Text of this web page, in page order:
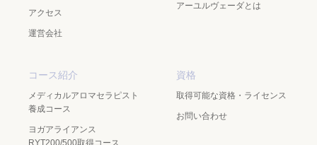
アクセス
運営会社
アーユルヴェーダとは
コース紹介
メディカルアロマセラピスト
養成コース
ヨガアライアンス
資格
取得可能な資格・ライセンス
お問い合わせ